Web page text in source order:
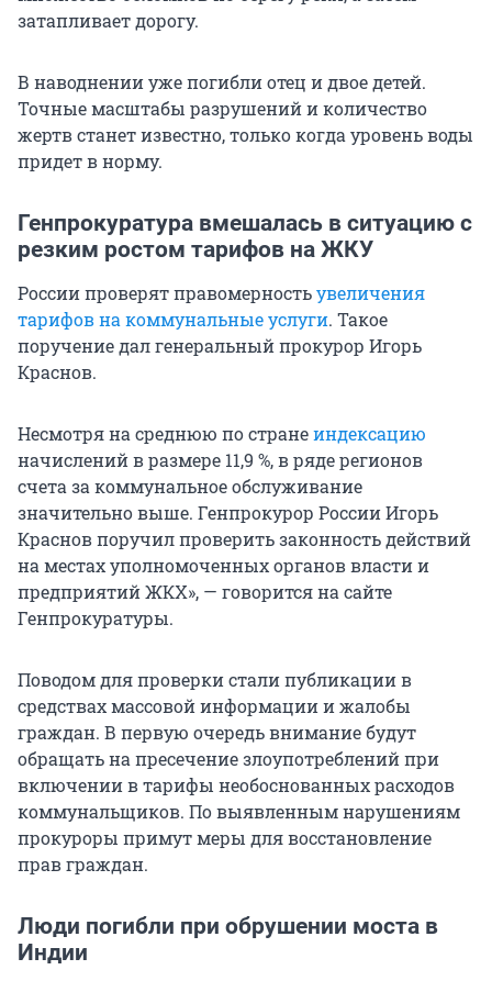
затапливает дорогу.
В наводнении уже погибли отец и двое детей.
Точные масштабы разрушений и количество
жертв станет известно, только когда уровень воды
придет в норму.
Генпрокуратура вмешалась в ситуацию с
резким ростом тарифов на ЖКУ
России проверят правомерностьувеличения
тарифов на коммунальные услуги. Такое
поручение дал генеральный прокурор Игорь
Краснов.
Несмотря на среднюю по странеиндексацию
начислений в размере 11,9 %, в ряде регионов
счета за коммунальное обслуживание
значительно выше. Генпрокурор России Игорь
Краснов поручил проверить законность действий
на местах уполномоченных органов власти и
предприятий ЖКХ», — говорится на сайте
Генпрокуратуры.
Поводом для проверки стали публикации в
средствах массовой информации и жалобы
граждан. В первую очередь внимание будут
обращать на пресечение злоупотреблений при
включении в тарифы необоснованных расходов
коммунальщиков. По выявленным нарушениям
прокуроры примут меры для восстановление
прав граждан.
Люди погибли при обрушении моста в
Индии